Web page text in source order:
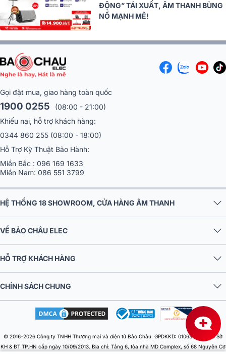
ĐỘNG” TÁI XUẤT, ÂM THANH BÙNG
NỔ MẠNH MẼ!
Gọi đặt mua, giao hàng toàn quốc
1900 0255
(08:00 - 21:00)
Khiếu nại, hỗ trợ khách hàng:
0344 860 255 (08:00 - 18:00)
Hỗ Trợ Kỹ Thuật Bảo Hành:
Miền Bắc : 096 169 1633
Miền Nam: 086 551 3799
HỆ THỐNG 18 SHOWROOM, CỬA HÀNG ÂM THANH
VỀ BẢO CHÂU ELEC
HỖ TRỢ KHÁCH HÀNG
CHÍNH SÁCH CHUNG
© 2016-2026 Công ty TNHH Thương mại và điện tử Bảo Châu. GPDKKD: 0106303879 do Sở
KH & ĐT TP.HN cấp ngày 10/09/2013. Địa chỉ: Tầng 6, tòa nhà MD Complex, số 68 Nguyễn Cơ